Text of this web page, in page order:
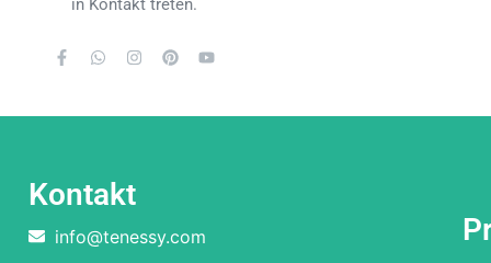
in Kontakt treten.
Kontakt
info@tenessy.com